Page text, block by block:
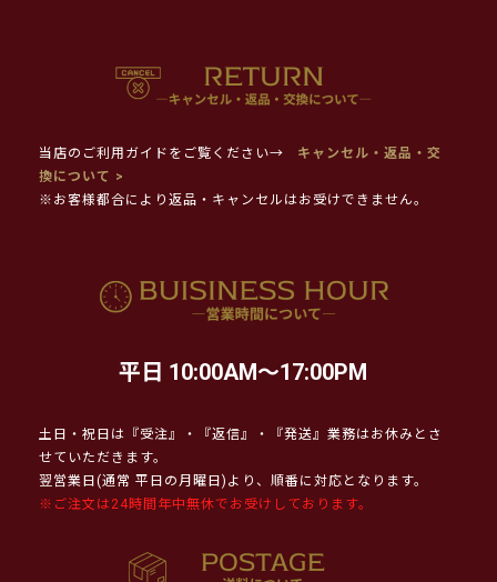
当店のご利用ガイドをご覧ください→
キャンセル・返品・交
換について >
※お客様都合により返品・キャンセルはお受けできません。
平日 10:00AM～17:00PM
土日・祝日は『受注』・『返信』・『発送』業務はお休みとさ
せていただきます。
翌営業日(通常 平日の月曜日)より、順番に対応となります。
※ご注文は24時間年中無休でお受けしております。